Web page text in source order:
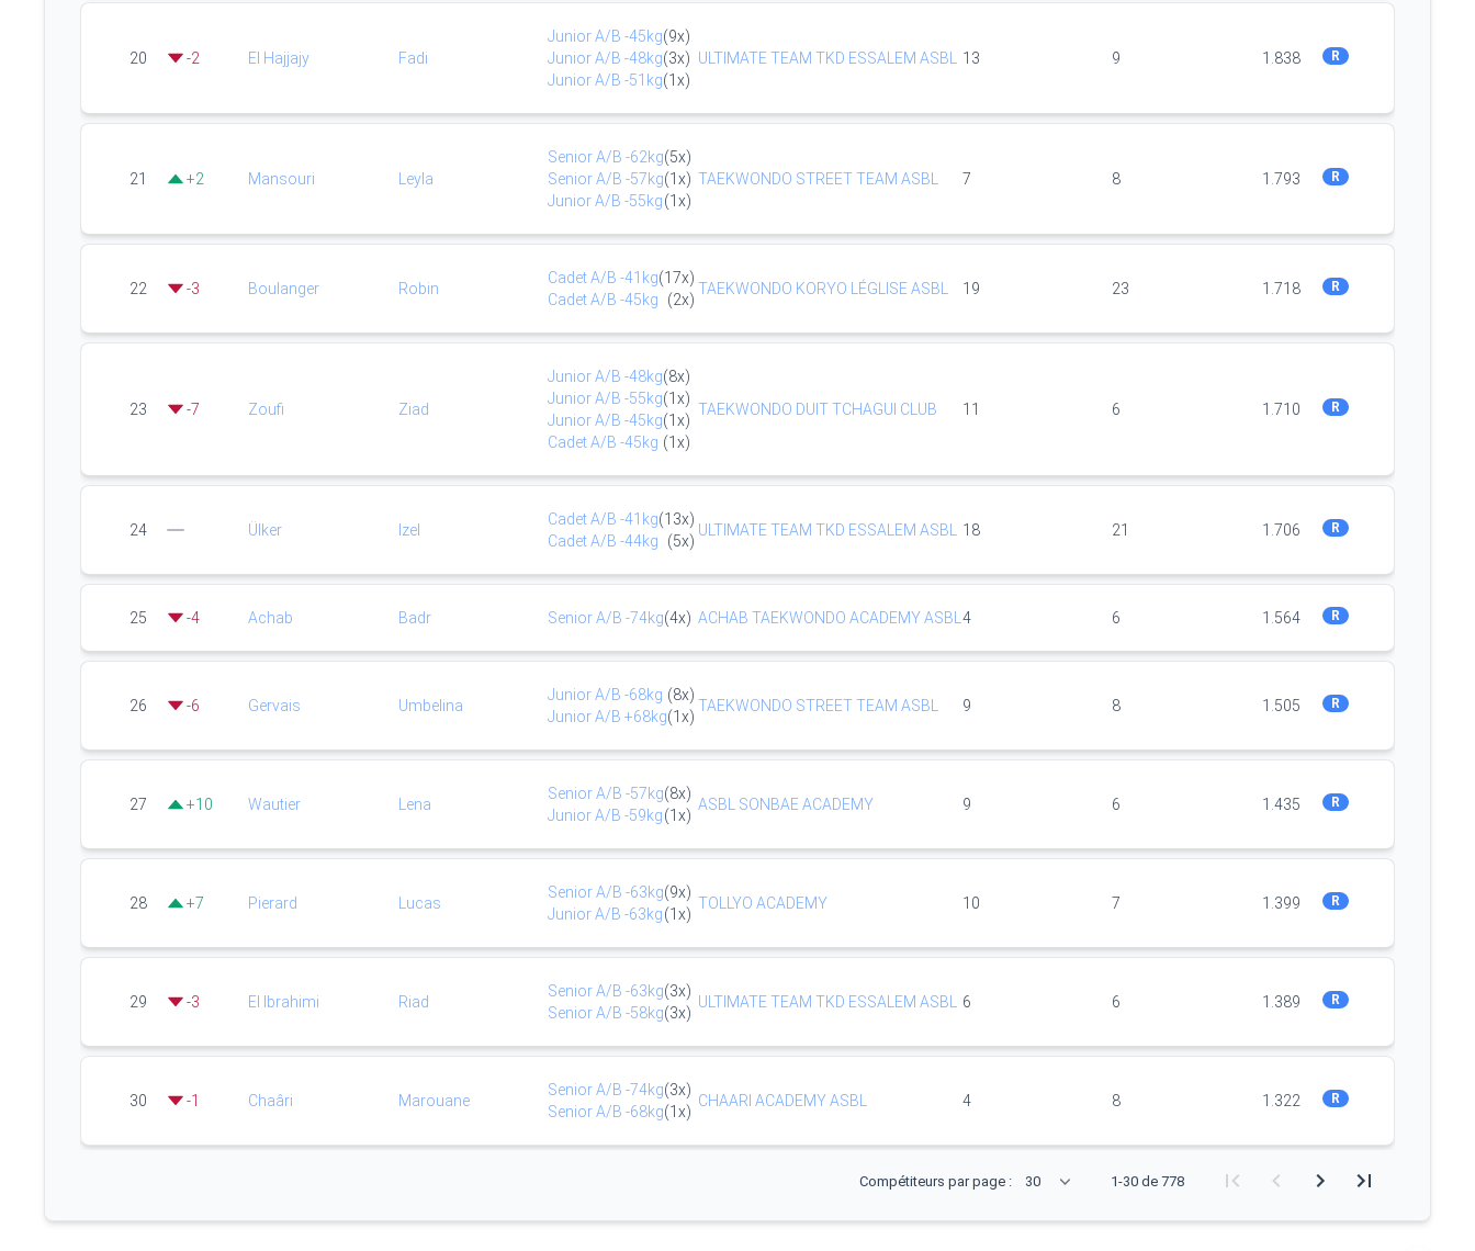
20 -2 El Hajjajy Fadi
JuniorA/B-45kg(9x)
JuniorA/B-48kg(3x)
JuniorA/B-51kg(1x)
ULTIMATE TEAM TKD ESSALEM ASBL 13 9 1.838 R
21 +2 Mansouri Leyla
SeniorA/B-62kg(5x)
SeniorA/B-57kg(1x)
JuniorA/B-55kg(1x)
TAEKWONDO STREET TEAM ASBL 7 8 1.793 R
22 -3 Boulanger Robin
CadetA/B-41kg(17x)
CadetA/B-45kg (2x)
TAEKWONDO KORYO LÉGLISE ASBL 19 23 1.718 R
23 -7 Zoufi Ziad
JuniorA/B-48kg(8x)
JuniorA/B-55kg(1x)
JuniorA/B-45kg(1x)
CadetA/B-45kg (1x)
TAEKWONDO DUIT TCHAGUI CLUB 11 6 1.710 R
24 Ülker Izel
CadetA/B-41kg(13x)
CadetA/B-44kg (5x)
ULTIMATE TEAM TKD ESSALEM ASBL 18 21 1.706 R
25 -4 Achab Badr SeniorA/B-74kg(4x) ACHAB TAEKWONDO ACADEMY ASBL 4 6 1.564 R
26 -6 Gervais Umbelina
JuniorA/B-68kg (8x)
JuniorA/B+68kg(1x)
TAEKWONDO STREET TEAM ASBL 9 8 1.505 R
27 +10 Wautier Lena
SeniorA/B-57kg(8x)
JuniorA/B-59kg(1x)
ASBL SONBAE ACADEMY 9 6 1.435 R
28 +7 Pierard Lucas
SeniorA/B-63kg(9x)
JuniorA/B-63kg(1x)
TOLLYO ACADEMY 10 7 1.399 R
29 -3 El Ibrahimi Riad
SeniorA/B-63kg(3x)
SeniorA/B-58kg(3x)
ULTIMATE TEAM TKD ESSALEM ASBL 6 6 1.389 R
30 -1 Chaâri Marouane
SeniorA/B-74kg(3x)
SeniorA/B-68kg(1x)
CHAARI ACADEMY ASBL 4 8 1.322 R
Compétiteurs par page : 1-30 de 778